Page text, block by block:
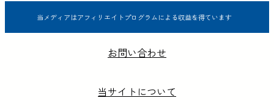
当メディアはアフィリエイトプログラムによる収益を得ています
お問い合わせ
当サイトについて